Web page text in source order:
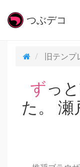
つぶデコ
旧テンプ
ずっと前から好きでし
た。 瀬